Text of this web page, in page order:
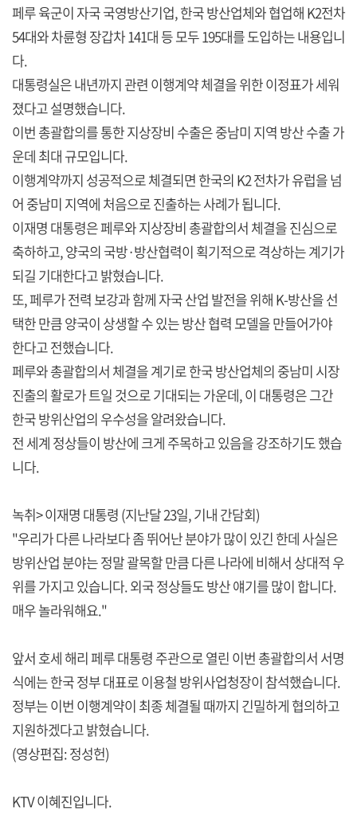
페루 육군이 자국 국영방산기업, 한국 방산업체와 협업해 K2전차
54대와 차륜형 장갑차 141대 등 모두 195대를 도입하는 내용입니
다.
대통령실은 내년까지 관련 이행계약 체결을 위한 이정표가 세워
졌다고 설명했습니다.
이번 총괄합의를 통한 지상장비 수출은 중남미 지역 방산 수출 가
운데 최대 규모입니다.
이행계약까지 성공적으로 체결되면 한국의 K2 전차가 유럽을 넘
어 중남미 지역에 처음으로 진출하는 사례가 됩니다.
이재명 대통령은 페루와 지상장비 총괄합의서 체결을 진심으로
축하하고, 양국의 국방·방산협력이 획기적으로 격상하는 계기가
되길 기대한다고 밝혔습니다.
또, 페루가 전력 보강과 함께 자국 산업 발전을 위해 K-방산을 선
택한 만큼 양국이 상생할 수 있는 방산 협력 모델을 만들어가야
한다고 전했습니다.
페루와 총괄합의서 체결을 계기로 한국 방산업체의 중남미 시장
진출의 활로가 트일 것으로 기대되는 가운데, 이 대통령은 그간
한국 방위산업의 우수성을 알려왔습니다.
전 세계 정상들이 방산에 크게 주목하고 있음을 강조하기도 했습
니다.
녹취> 이재명 대통령 (지난달 23일, 기내 간담회)
"우리가 다른 나라보다 좀 뛰어난 분야가 많이 있긴 한데 사실은
방위산업 분야는 정말 괄목할 만큼 다른 나라에 비해서 상대적 우
위를 가지고 있습니다. 외국 정상들도 방산 얘기를 많이 합니다.
매우 놀라워해요."
앞서 호세 해리 페루 대통령 주관으로 열린 이번 총괄합의서 서명
식에는 한국 정부 대표로 이용철 방위사업청장이 참석했습니다.
정부는 이번 이행계약이 최종 체결될 때까지 긴밀하게 협의하고
지원하겠다고 밝혔습니다.
(영상편집: 정성헌)
KTV 이혜진입니다.